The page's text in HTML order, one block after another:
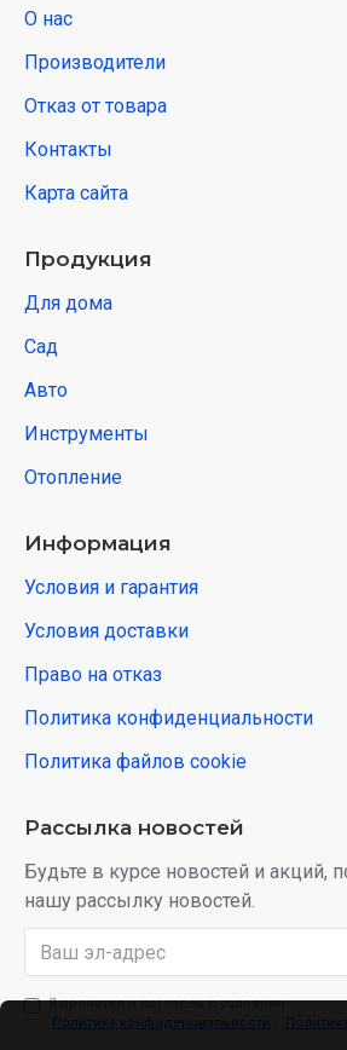
О нас
Производители
Отказ от товара
Контакты
Карта сайта
Продукция
Для дома
Сад
Авто
Инструменты
Отопление
Информация
Условия и гарантия
Условия доставки
Право на отказ
Политика конфиденциальности
Политика файлов cookie
Рассылка новостей
Будьте в курсе новостей и акций,
нашу рассылку новостей.
Я прочитал и согласен с условиям:
Политика конфиденциальности